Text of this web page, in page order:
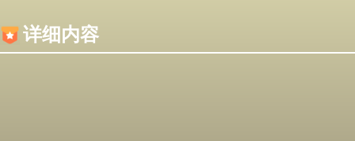
详细内容